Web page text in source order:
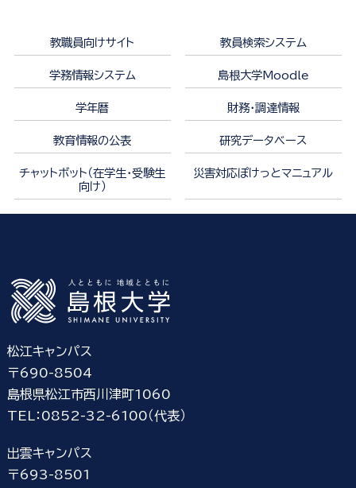
教職員向けサイト 教員検索システム
学務情報システム 島根大学Moodle
学年暦 財務・調達情報
教育情報の公表 研究データベース
チャットボット（在学生・受験生
向け）
災害対応ぽけっとマニュアル
松江キャンパス
〒690-8504
島根県松江市西川津町1060
TEL：0852-32-6100（代表）
出雲キャンパス
〒693-8501